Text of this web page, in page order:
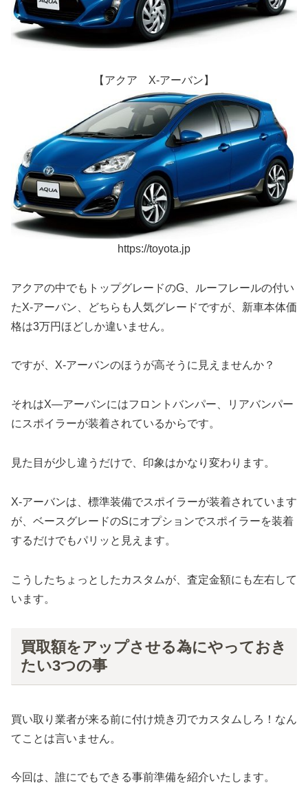
【アクア X-アーバン】
https://toyota.jp
アクアの中でもトップグレードのG、ルーフレールの付い
たX-アーバン、どちらも人気グレードですが、新車本体価
格は3万円ほどしか違いません。
ですが、X-アーバンのほうが高そうに見えませんか？
それはX—アーバンにはフロントバンパー、リアバンパー
にスポイラーが装着されているからです。
見た目が少し違うだけで、印象はかなり変わります。
X-アーバンは、標準装備でスポイラーが装着されています
が、ベースグレードのSにオプションでスポイラーを装着
するだけでもパリッと見えます。
こうしたちょっとしたカスタムが、査定金額にも左右して
います。
買取額をアップさせる為にやっておき
たい3つの事
買い取り業者が来る前に付け焼き刃でカスタムしろ！なん
てことは言いません。
今回は、誰にでもできる事前準備を紹介いたします。